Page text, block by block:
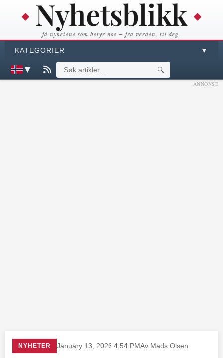
få nyhetene som betyr noe – fra verden, til deg.
KATEGORIER ▼
▼ 🔍
ANNONSE
NYHETER January 13, 2026 4:54 PMAv Mads Olsen